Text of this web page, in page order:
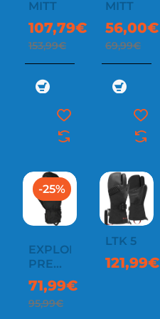
MITT
107,79€
153,99€
MITT
56,00€
69,99€
-25%
EXPLORER
PREMIUM
GTX
MITT
71,99€
95,99€
LTK 5
121,99€